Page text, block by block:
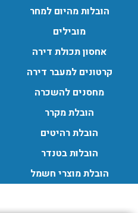
הובלות מהיום למחר
מובילים
אחסון תכולת דירה
קרטונים למעבר דירה
מחסנים להשכרה
הובלת מקרר
הובלת רהיטים
הובלות בטנדר
הובלת מוצרי חשמל